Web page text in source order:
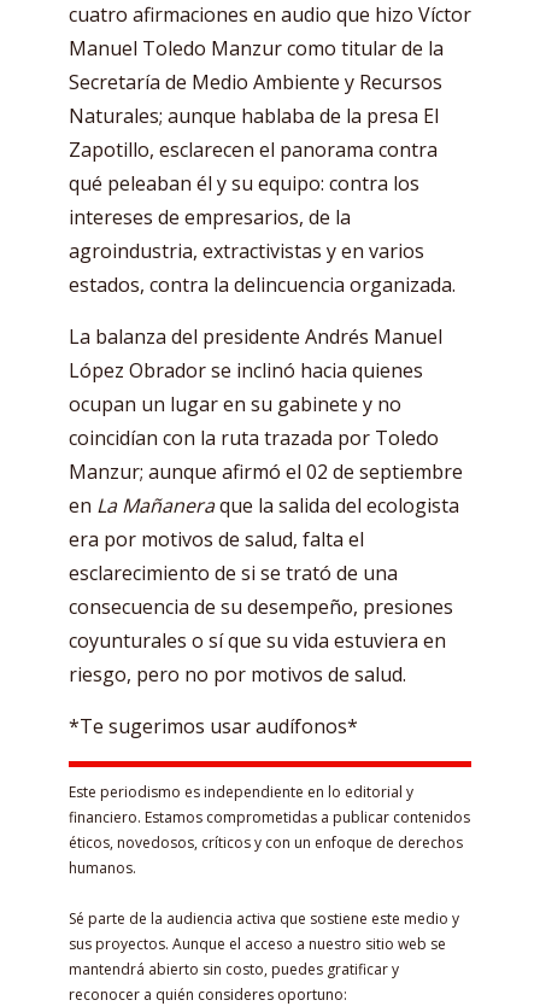
cuatro afirmaciones en audio que hizo Víctor
Manuel Toledo Manzur como titular de la
Secretaría de Medio Ambiente y Recursos
Naturales; aunque hablaba de la presa El
Zapotillo, esclarecen el panorama contra
qué peleaban él y su equipo: contra los
intereses de empresarios, de la
agroindustria, extractivistas y en varios
estados, contra la delincuencia organizada.
La balanza del presidente Andrés Manuel
López Obrador se inclinó hacia quienes
ocupan un lugar en su gabinete y no
coincidían con la ruta trazada por Toledo
Manzur; aunque afirmó el 02 de septiembre
en La Mañaneraque la salida del ecologista
era por motivos de salud, falta el
esclarecimiento de si se trató de una
consecuencia de su desempeño, presiones
coyunturales o sí que su vida estuviera en
riesgo, pero no por motivos de salud.
*Te sugerimos usar audífonos*
Este periodismo es independiente en lo editorial y
financiero. Estamos comprometidas a publicar contenidos
éticos, novedosos, críticos y con un enfoque de derechos
humanos.
Sé parte de la audiencia activa que sostiene este medio y
sus proyectos. Aunque el acceso a nuestro sitio web se
mantendrá abierto sin costo, puedes gratificar y
reconocer a quién consideres oportuno: